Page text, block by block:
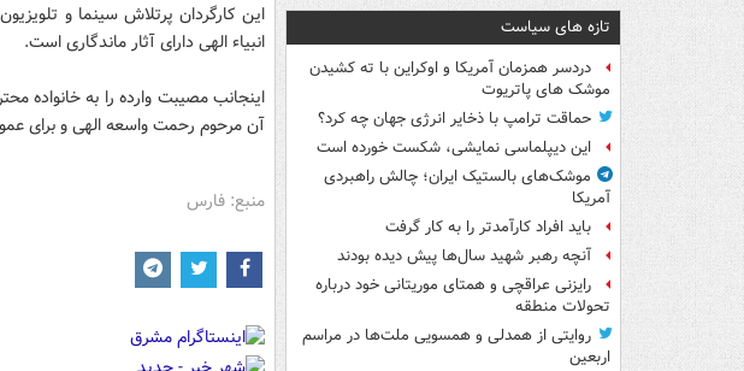
تازه های سیاست
دردسر همزمان آمریکا و اوکراین با ته کشیدن
موشک های پاتریوت
حماقت ترامپ با ذخایر انرژی جهان چه کرد؟
این دیپلماسی نمایشی، شکست خورده است
موشک‌های بالستیک ایران؛ چالش راهبردی
آمریکا
باید افراد کارآمدتر را به کار گرفت
آنچه رهبر شهید سال‌ها پیش دیده بودند
رایزنی عراقچی و همتای موریتانی خود درباره
تحولات منطقه
روایتی از همدلی و همسویی ملت‌ها در مراسم
اربعین
این کارگردان پرتلاش سینما و
انبیاء الهی دارای آثار ماندگاری است.
اینجانب مصیبت وارده را به خانواده
آن مرحوم رحمت واسعه الهی و برای
منبع: فارس